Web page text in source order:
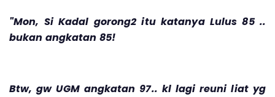
"Mon, Si Kadal gorong2 itu katanya Lulus 85 ..
bukan angkatan 85!
Btw, gw UGM angkatan 97.. kl lagi reuni liat yg